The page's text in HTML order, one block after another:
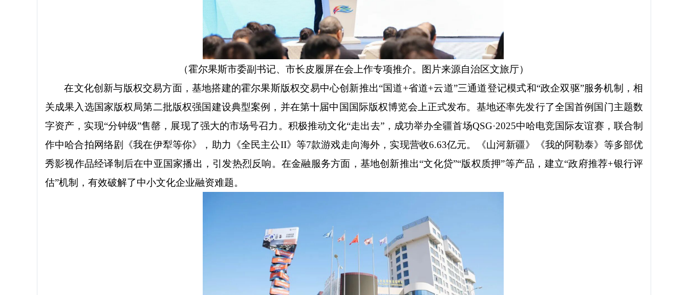
（霍尔果斯市委副书记、市长皮履屏在会上作专项推介。图片来源自治区文旅厅）
在文化创新与版权交易方面，基地搭建的霍尔果斯版权交易中心创新推出“国道+省道+云道”三通道登记模式和“政企双驱”服务机制，相
关成果入选国家版权局第二批版权强国建设典型案例，并在第十届中国国际版权博览会上正式发布。基地还率先发行了全国首例国门主题数
字资产，实现“分钟级”售罄，展现了强大的市场号召力。积极推动文化“走出去”，成功举办全疆首场QSG·2025中哈电竞国际友谊赛，联合制
作中哈合拍网络剧《我在伊犁等你》，助力《全民主公II》等7款游戏走向海外，实现营收6.63亿元。《山河新疆》《我的阿勒泰》等多部优
秀影视作品经译制后在中亚国家播出，引发热烈反响。在金融服务方面，基地创新推出“文化贷”“版权质押”等产品，建立“政府推荐+银行评
估”机制，有效破解了中小文化企业融资难题。